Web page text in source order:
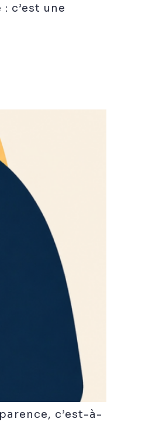
c’est une
c’est-à-